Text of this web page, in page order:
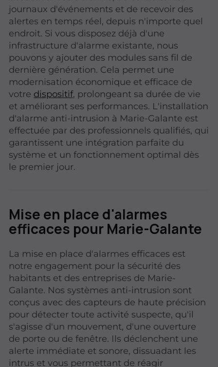
journaux d'événements et de recevoir des
alertes en temps réel, depuis n'importe quel
endroit. Si vous disposez déjà d'une
infrastructure d'alarme existante, nous
pouvons y ajouter des modules sans fil de
dernière génération. Cela permet une
modernisation économique et efficace de
votre dispositif, prolongeant sa durée de vie
et améliorant ses performances. L'installation
d'alarme anti-intrusion à Marie-Galante est
effectuée par des professionnels qualifiés, qui
garantissent une intégration parfaite du
système et un fonctionnement optimal dès
le premier jour.
Mise en place d'alarmes
efficaces pour Marie-Galante
La mise en place d'alarmes efficaces est
notre engagement pour la sécurité des
habitants et des entreprises de Marie-
Galante. Nos systèmes anti-intrusion sont
conçus avec des capteurs de haute précision
pour détecter toute activité suspecte, qu'il
s'agisse d'un mouvement, d'une ouverture
de porte ou de fenêtre. Ils déclenchent une
alerte immédiate et sonore, dissuadant les
intrus et vous permettant de réagir